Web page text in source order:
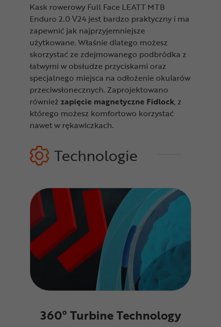
Kask rowerowy Full Face LEATT MTB
Enduro 2.0 V24 jest bardzo praktyczny i ma
zapewnić jak najprzyjemniejsze
użytkowane. Właśnie dlatego możesz
skorzystać ze zdejmowanego podbródka z
łatwymi w obsłudze przyciskami oraz
specjalnego miejsca na odłożenie okularów
przeciwsłonecznych. Zaprojektowano
również zapięcie magnetyczne Fidlock, z
którego możesz komfortowo korzystać
nawet w rękawiczkach.
Technologie
360° Turbine Technology